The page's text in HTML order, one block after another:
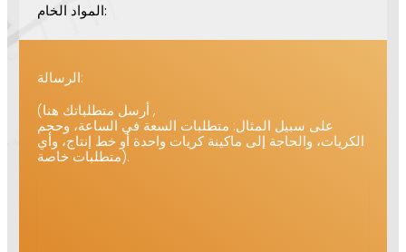
على سبيل المثال: متطلبات السعة في الساعة، وحجم
والحاجة إلى ماكينة كريات واحدة أو خط إنتاج، وأي